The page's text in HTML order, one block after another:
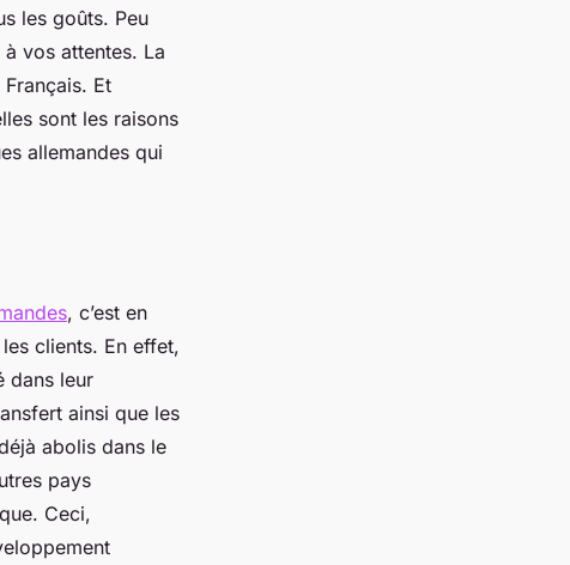
les goûts. Peu
vos attentes. La
Et
sont les raisons
allemandes qui
, c’est en
clients. En effet,
dans leur
ainsi que les
abolis dans le
pays
Ceci,